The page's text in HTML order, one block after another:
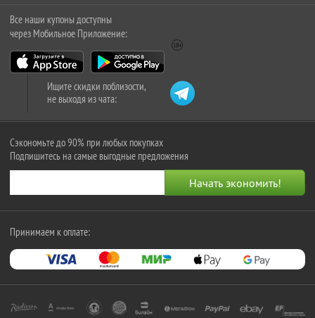
Все наши купоны доступны
через Мобильное Приложение:
Ищите скидки поблизости,
не выходя из чата:
Сэкономьте до 90% при любых покупках
Подпишитесь на самые выгодные предложения
Принимаем к оплате: